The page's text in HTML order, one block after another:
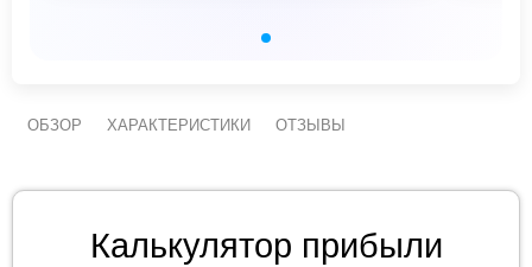
ОБЗОР ХАРАКТЕРИСТИКИ ОТЗЫВЫ
Калькулятор прибыли